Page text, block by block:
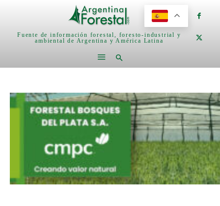
Fuente de información forestal, foresto-industrial y
ambiental de Argentina y América Latina